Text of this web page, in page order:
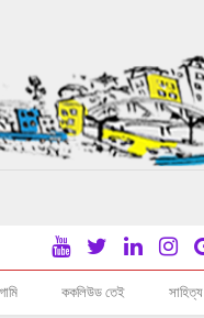
ককলিউড তেই সাহিত্য